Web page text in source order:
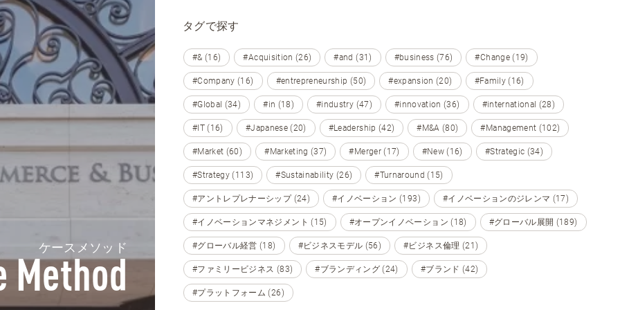
ケースメソッド
Method
タグで探す
#& (16) #Acquisition (26) #and (31) #business (76) #Change (19)
#Company (16) #entrepreneurship (50) #expansion (20) #Family (16)
#Global (34) #in (18) #industry (47) #innovation (36) #international (28)
#IT (16) #Japanese (20) #Leadership (42) #M&A (80) #Management (102)
#Market (60) #Marketing (37) #Merger (17) #New (16) #Strategic (34)
#Strategy (113) #Sustainability (26) #Turnaround (15)
#アントレプレナーシップ (24) #イノベーション (193) #イノベーションのジレンマ (17)
#イノベーションマネジメント (15) #オープンイノベーション (18) #グローバル展開 (189)
#グローバル経営 (18) #ビジネスモデル (56) #ビジネス倫理 (21)
#ファミリービジネス (83) #ブランディング (24) #ブランド (42)
#プラットフォーム (26)